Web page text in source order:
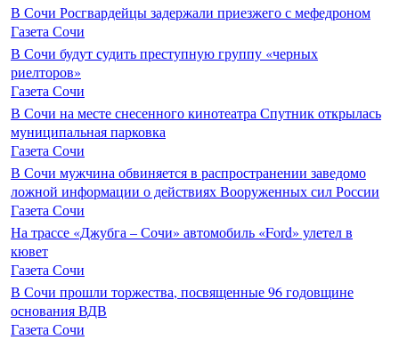
В Сочи Росгвардейцы задержали приезжего с мефедроном
Газета Сочи
В Сочи будут судить преступную группу «черных
риелторов»
Газета Сочи
В Сочи на месте снесенного кинотеатра Спутник открылась
муниципальная парковка
Газета Сочи
В Сочи мужчина обвиняется в распространении заведомо
ложной информации о действиях Вооруженных сил России
Газета Сочи
На трассе «Джубга – Сочи» автомобиль «Ford» улетел в
кювет
Газета Сочи
В Сочи прошли торжества, посвященные 96 годовщине
основания ВДВ
Газета Сочи